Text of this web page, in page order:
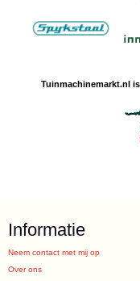
Tuinmachinemarkt.nl
Informatie
Neem contact met mij op
Over ons